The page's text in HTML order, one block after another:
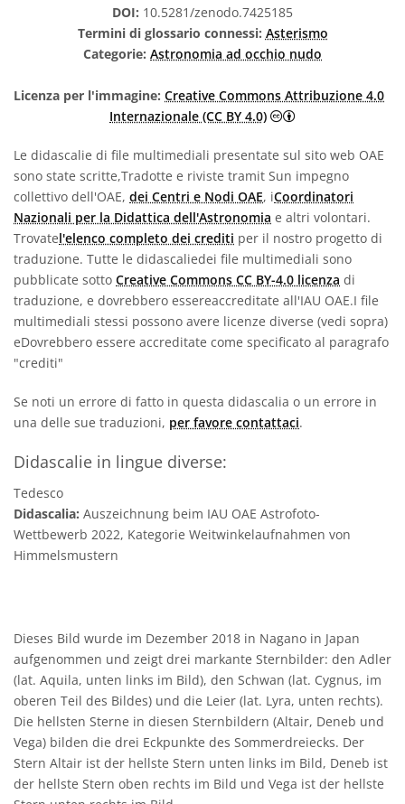
DOI: 10.5281/zenodo.7425185
Termini di glossario connessi: Asterismo
Categorie: Astronomia ad occhio nudo
Licenza per l'immagine: Creative Commons Attribuzione 4.0
Internazionale (CC BY 4.0)
Creative
Le didascalie di file multimediali presentate sul sito web OAE
sono state scritte,Tradotte e riviste tramit Sun impegno
collettivo dell'OAE, dei Centri e Nodi OAE, iCoordinatori
Nazionali per la Didattica dell'Astronomia e altri volontari.
Trovatel'elenco completo dei crediti per il nostro progetto di
traduzione. Tutte le didascaliedei file multimediali sono
pubblicate sotto Creative Commons CC BY-4.0 licenza di
traduzione, e dovrebbero essereaccreditate all'IAU OAE.I file
multimediali stessi possono avere licenze diverse (vedi sopra)
eDovrebbero essere accreditate come specificato al paragrafo
"crediti"
Se noti un errore di fatto in questa didascalia o un errore in
una delle sue traduzioni, per favore contattaci.
Didascalie in lingue diverse:
Tedesco
Didascalia: Auszeichnung beim IAU OAE Astrofoto-
Wettbewerb 2022, Kategorie Weitwinkelaufnahmen von
Himmelsmustern
Dieses Bild wurde im Dezember 2018 in Nagano in Japan
aufgenommen und zeigt drei markante Sternbilder: den Adler
(lat. Aquila, unten links im Bild), den Schwan (lat. Cygnus, im
oberen Teil des Bildes) und die Leier (lat. Lyra, unten rechts).
Die hellsten Sterne in diesen Sternbildern (Altair, Deneb und
Vega) bilden die drei Eckpunkte des Sommerdreiecks. Der
Stern Altair ist der hellste Stern unten links im Bild, Deneb ist
der hellste Stern oben rechts im Bild und Vega ist der hellste